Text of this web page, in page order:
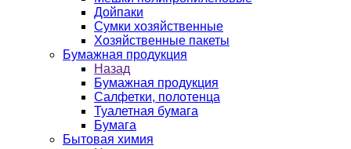
Дойпаки
Сумки хозяйственные
Хозяйственные пакеты
Бумажная продукция
Назад
Бумажная продукция
Салфетки, полотенца
Туалетная бумага
Бумага
Бытовая химия